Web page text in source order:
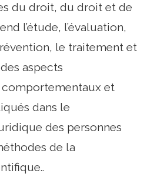
du droit, du droit et de
l’étude, l’évaluation,
le traitement et
aspects
et
dans le
des personnes
de la